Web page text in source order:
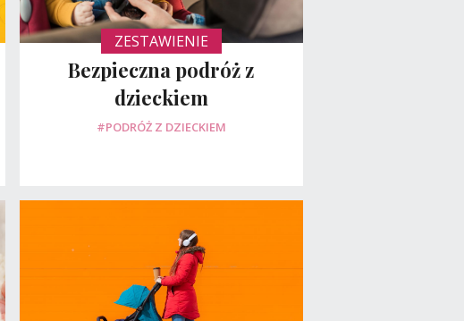
ZESTAWIENIE
Bezpieczna podróż z
dzieckiem
#PODRÓŻ Z DZIECKIEM